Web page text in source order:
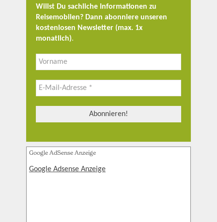
Willst Du sachliche Informationen zu
Reisemobilen? Dann abonniere unseren
kostenlosen Newsletter (max. 1x
monatlich).
Google AdSense Anzeige
Google Adsense Anzeige